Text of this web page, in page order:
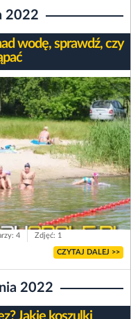
2022
wodę, sprawdź, czy
4 Zdjęć: 1
CZYTAJ DALEJ >>
2022
Jakie koszulki